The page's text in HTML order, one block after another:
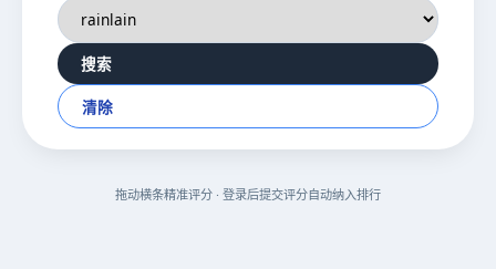
搜索
清除
拖动横条精准评分 · 登录后提交评分自动纳入排行